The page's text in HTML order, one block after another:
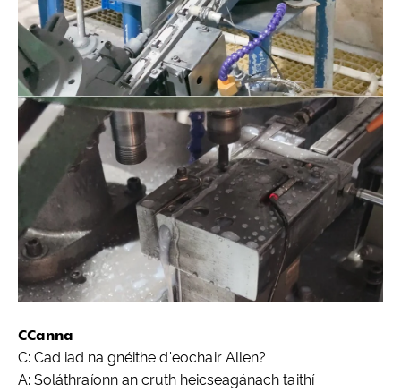
CCanna
C: Cad iad na gnéithe d'eochair Allen?
A: Soláthraíonn an cruth heicseagánach taithí